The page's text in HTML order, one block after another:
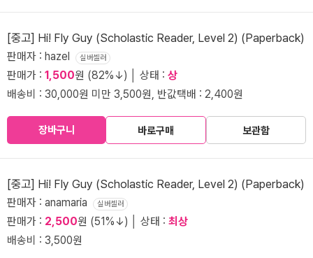
[중고] Hi! Fly Guy (Scholastic Reader, Level 2) (Paperback)
판매자 : hazel 실버셀러
판매가 : 1,500원 (82%↓) │ 상태 : 상
배송비 : 30,000원 미만 3,500원, 반값택배 : 2,400원
장바구니 바로구매 보관함
[중고] Hi! Fly Guy (Scholastic Reader, Level 2) (Paperback)
판매자 : anamaria 실버셀러
판매가 : 2,500원 (51%↓) │ 상태 : 최상
배송비 : 3,500원